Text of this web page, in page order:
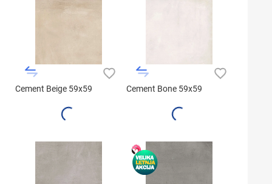
Cement Beige 59x59 Cement Bone 59x59